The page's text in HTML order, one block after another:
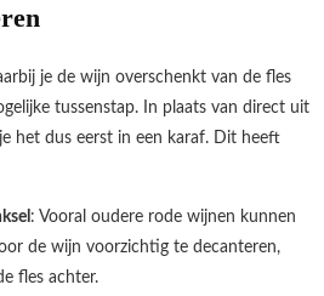
je de wijn overschenkt van de fles
tussenstap. In plaats van direct uit
het dus eerst in een karaf. Dit heeft
: Vooral oudere rode wijnen kunnen
de wijn voorzichtig te decanteren,
fles achter.